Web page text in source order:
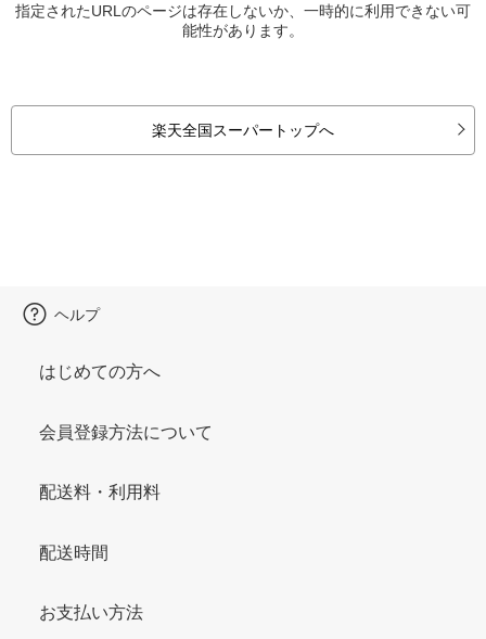
指定されたURLのページは存在しないか、一時的に利用できない可
能性があります。
楽天全国スーパートップへ
ヘルプ
はじめての方へ
会員登録方法について
配送料・利用料
配送時間
お支払い方法